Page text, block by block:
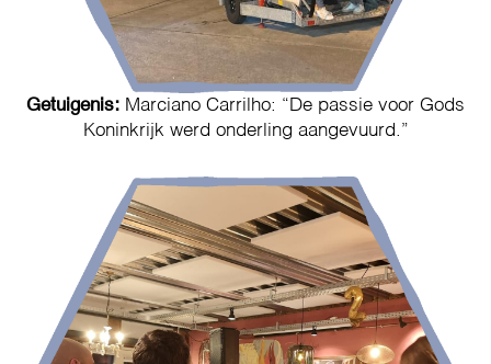
Getuigenis: Marciano Carrilho: “De passie voor Gods
Koninkrijk werd onderling aangevuurd.”